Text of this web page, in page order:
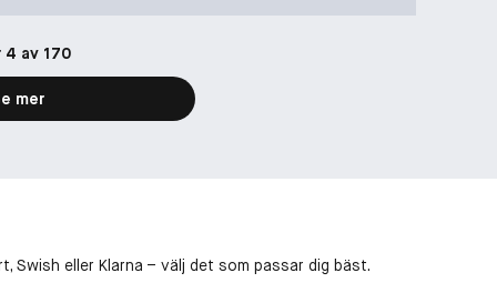
4 av 170
mer
Swish eller Klarna – välj det som passar dig bäst.